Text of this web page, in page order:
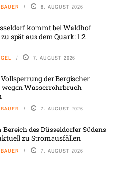
8. AUGUST 2026
kommt bei Waldhof
spät aus dem Quark: 1:2
7. AUGUST 2026
der Bergischen
wegen Wasserrohrbruch
7. AUGUST 2026
des Düsseldorfer Südens
zu Stromausfällen
7. AUGUST 2026